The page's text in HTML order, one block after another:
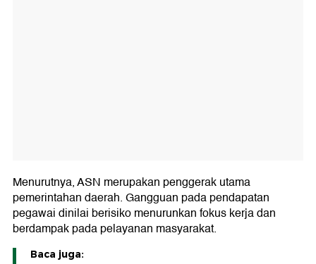
Menurutnya, ASN merupakan penggerak utama
pemerintahan daerah. Gangguan pada pendapatan
pegawai dinilai berisiko menurunkan fokus kerja dan
berdampak pada pelayanan masyarakat.
Baca juga: